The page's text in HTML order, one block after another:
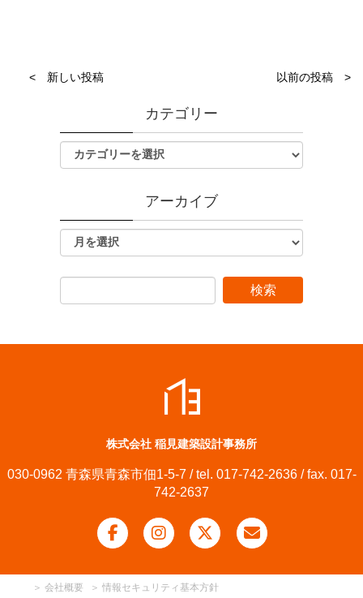
< 新しい投稿 以前の投稿 >
カテゴリー
アーカイブ
株式会社 稲見建築設計事務所
030-0962 青森県青森市佃1-5-7 / tel. 017-742-2636 / fax. 017-
742-2637
＞ 会社概要 ＞ 情報セキュリティ基本方針